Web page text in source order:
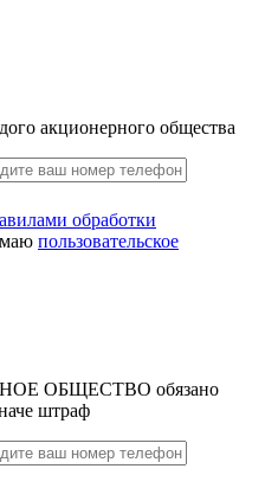
акционерного общества
обработки
пользовательское
ОБЩЕСТВО обязано
штраф